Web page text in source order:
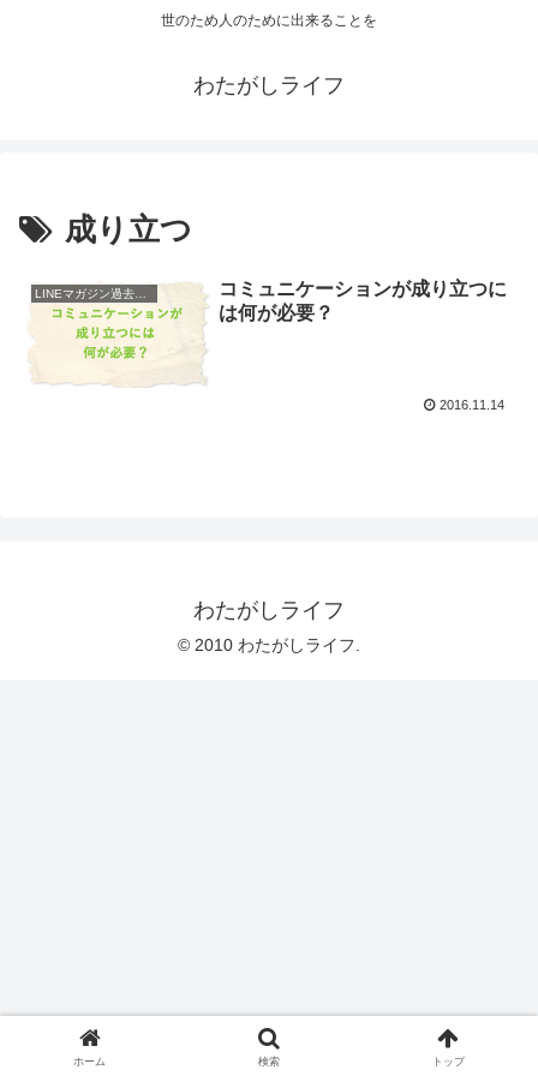
世のため人のために出来ることを
わたがしライフ
成り立つ
LINEマガジン過去配信
コミュニケーションが成り立つに
は何が必要？
2016.11.14
わたがしライフ
© 2010 わたがしライフ.
ホーム 検索 トップ